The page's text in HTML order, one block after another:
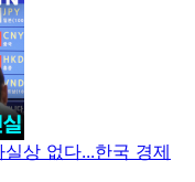
상 없다...한국 경제